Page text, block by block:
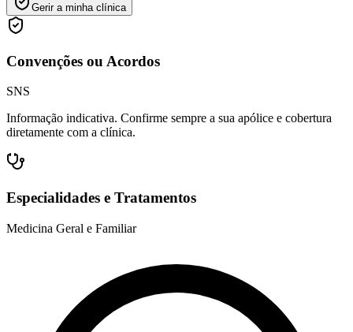
Gerir a minha clínica
Convenções ou Acordos
SNS
Informação indicativa. Confirme sempre a sua apólice e cobertura
diretamente com a clínica.
Especialidades e Tratamentos
Medicina Geral e Familiar